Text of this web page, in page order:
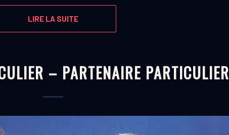
LIRE LA SUITE
– PARTENAIRE PARTICULIER